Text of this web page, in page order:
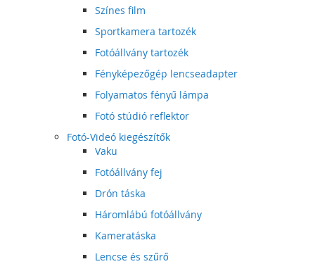
Színes film
Sportkamera tartozék
Fotóállvány tartozék
Fényképezőgép lencseadapter
Folyamatos fényű lámpa
Fotó stúdió reflektor
Fotó-Videó kiegészítők
Vaku
Fotóállvány fej
Drón táska
Háromlábú fotóállvány
Kameratáska
Lencse és szűrő